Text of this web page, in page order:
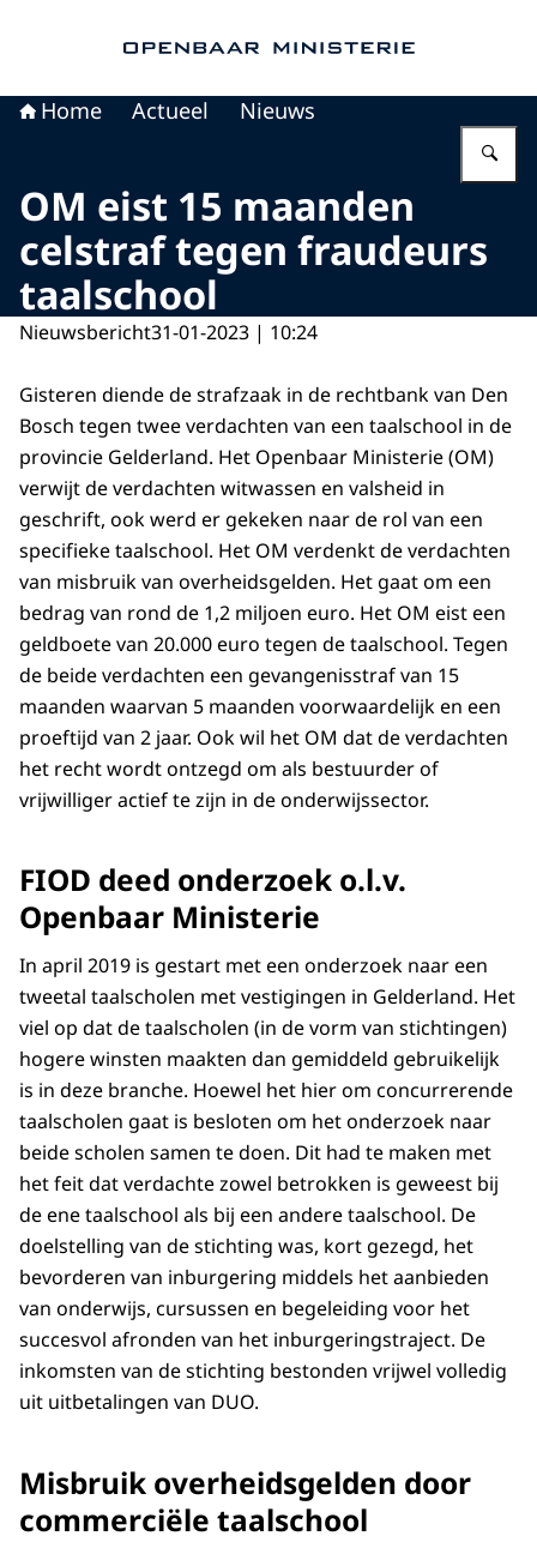
Home Actueel Nieuws
OM eist 15 maanden
celstraf tegen fraudeurs
taalschool
Nieuwsbericht31-01-2023 | 10:24
Gisteren diende de strafzaak in de rechtbank van Den
Bosch tegen twee verdachten van een taalschool in de
provincie Gelderland. Het Openbaar Ministerie (OM)
verwijt de verdachten witwassen en valsheid in
geschrift, ook werd er gekeken naar de rol van een
specifieke taalschool. Het OM verdenkt de verdachten
van misbruik van overheidsgelden. Het gaat om een
bedrag van rond de 1,2 miljoen euro. Het OM eist een
geldboete van 20.000 euro tegen de taalschool. Tegen
de beide verdachten een gevangenisstraf van 15
maanden waarvan 5 maanden voorwaardelijk en een
proeftijd van 2 jaar. Ook wil het OM dat de verdachten
het recht wordt ontzegd om als bestuurder of
vrijwilliger actief te zijn in de onderwijssector.
FIOD deed onderzoek o.l.v.
Openbaar Ministerie
In april 2019 is gestart met een onderzoek naar een
tweetal taalscholen met vestigingen in Gelderland. Het
viel op dat de taalscholen (in de vorm van stichtingen)
hogere winsten maakten dan gemiddeld gebruikelijk
is in deze branche. Hoewel het hier om concurrerende
taalscholen gaat is besloten om het onderzoek naar
beide scholen samen te doen. Dit had te maken met
het feit dat verdachte zowel betrokken is geweest bij
de ene taalschool als bij een andere taalschool. De
doelstelling van de stichting was, kort gezegd, het
bevorderen van inburgering middels het aanbieden
van onderwijs, cursussen en begeleiding voor het
succesvol afronden van het inburgeringstraject. De
inkomsten van de stichting bestonden vrijwel volledig
uit uitbetalingen van DUO.
Misbruik overheidsgelden door
commerciële taalschool